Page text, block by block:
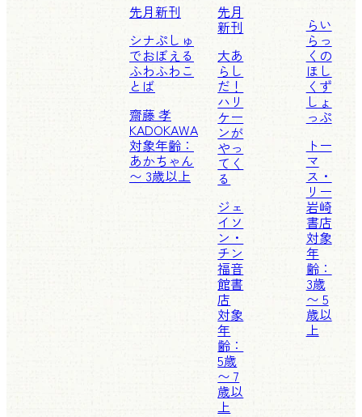
先月新刊
シナぷしゅ
でおぼえる
ふわふわこ
とば
齋藤 孝
KADOKAWA
対象年齢：
あかちゃん
〜 3歳以上
先月
新刊
大あ
らし
だ！
ハリ
ケー
ンが
やっ
てく
る
ジェ
イソ
ン・
チン
福音
館書
店
対象
年
齢：
5歳
〜 7
歳以
上
らい
らっ
くの
ほし
くず
しょ
っぷ
トー
マ
ス・
リー
岩崎
書店
対象
年
齢：
3歳
〜 5
歳以
上